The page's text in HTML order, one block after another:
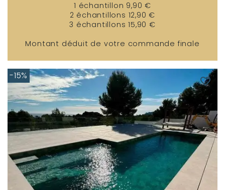
1 échantillon 9,90 €
2 échantillons 12,90 €
3 échantillons 15,90 €
Montant déduit de votre commande finale
favorite_border
-15%